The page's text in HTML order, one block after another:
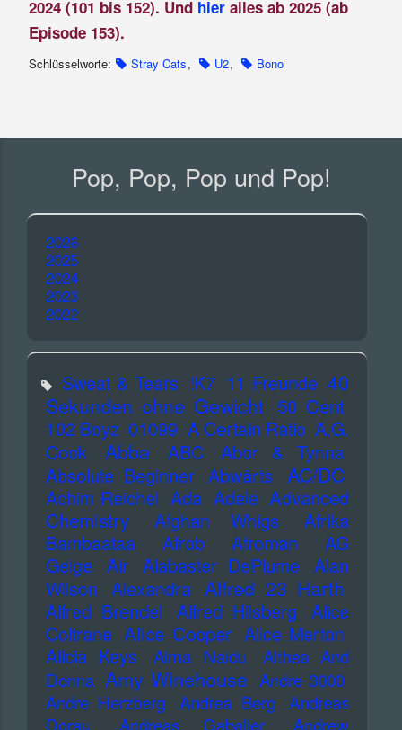
2024 (101 bis 152). Und hier alles ab 2025 (ab
Episode 153).
Schlüsselworte: Stray Cats, U2, Bono
Pop, Pop, Pop und Pop!
2026
2025
2024
2023
2022
Sweat & Tears !K7 11 Freunde 40
Sekunden ohne Gewicht 50 Cent
102 Boyz 01099 A Certain Ratio A.G.
Cook
Abba ABC
Abor & Tynna
Absolute Beginner Abwärts AC/DC
Achim Reichel Ada Adele Advanced
Chemistry
Afghan Whigs
Afrika
Bambaataa
Afrob Afroman
AG
Geige
Air Alabaster DePlume
Alan
Wilson Alexandra Alfred 23 Harth
Alfred Brendel Alfred Hilsberg
Alice
Coltrane Alice Cooper Alice Merton
Alicia Keys
Alma Naidu
Althea And
Donna Amy Winehouse Andre 3000
Andre Herzberg
Andrea Berg
Andreas
Dorau
Andreas Gabalier
Andrew